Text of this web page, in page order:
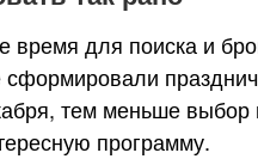
для поиска и
сформировали
тем меньше
программу.